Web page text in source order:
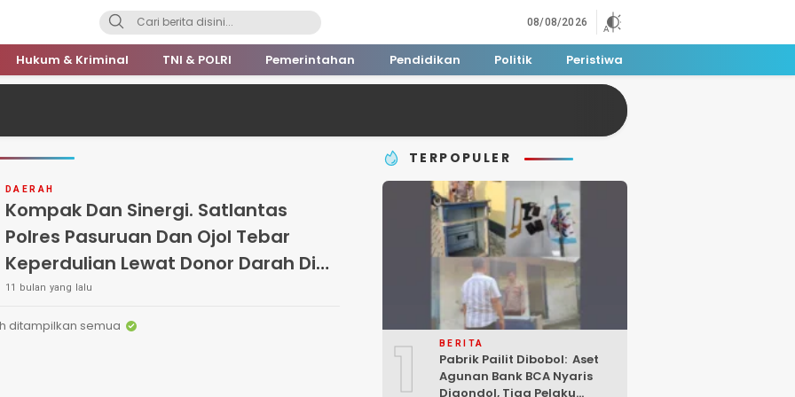
08/08/2026
Hukum & Kriminal TNI & POLRI Pemerintahan Pendidikan Politik Peristiwa
DAERAH
Kompak Dan Sinergi. Satlantas
Polres Pasuruan Dan Ojol Tebar
Keperdulian Lewat Donor Darah Di
Kantor PMI
11 bulan yang lalu
ditampilkan semua
TERPOPULER
1 BERITA
Pabrik Pailit Dibobol: Aset
Agunan Bank BCA Nyaris
Digondol, Tiga Pelaku